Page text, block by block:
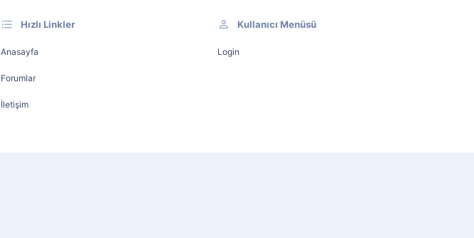
Hızlı Linkler
Anasayfa
Forumlar
İletişim
Kullanıcı Menüsü
Login